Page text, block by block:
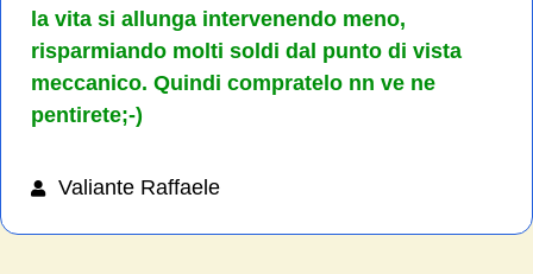
la vita si allunga intervenendo meno,
risparmiando molti soldi dal punto di vista
meccanico. Quindi compratelo nn ve ne
pentirete;-)
Valiante Raffaele